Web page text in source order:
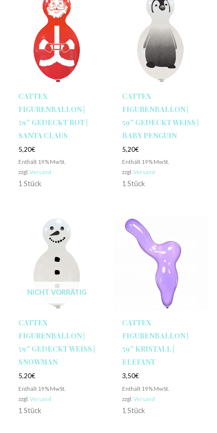
CATTEX
FIGURENBALLON |
59″ GEDECKT ROT |
SANTA CLAUS
5,20€
Enthält 19% MwSt.
zzgl. Versand
1 Stück
CATTEX
FIGURENBALLON |
59″ GEDECKT WEISS | B
ABY PENGUIN
5,20€
Enthält 19% MwSt.
zzgl. Versand
1 Stück
NICHT VORRÄTIG
CATTEX
FIGURENBALLON |
59″ GEDECKT WEISS | S
NOWMAN
5,20€
Enthält 19% MwSt.
zzgl. Versand
1 Stück
CATTEX
FIGURENBALLON |
59″ KRISTALL |
ELEFANT
3,50€
Enthält 19% MwSt.
zzgl. Versand
1 Stück